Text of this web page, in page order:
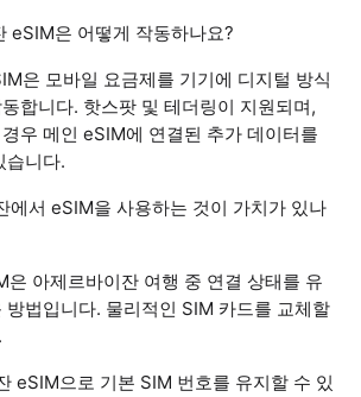
eSIM은 어떻게 작동하나요?
은 모바일 요금제를 기기에 디지털 방식
합니다. 핫스팟 및 테더링이 지원되며,
우 메인 eSIM에 연결된 추가 데이터를
습니다.
에서 eSIM을 사용하는 것이 가치가 있나
은 아제르바이잔 여행 중 연결 상태를 유
방법입니다. 물리적인 SIM 카드를 교체할
eSIM으로 기본 SIM 번호를 유지할 수 있